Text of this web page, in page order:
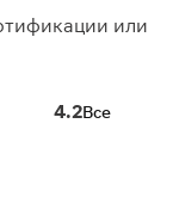
или
4.2Все